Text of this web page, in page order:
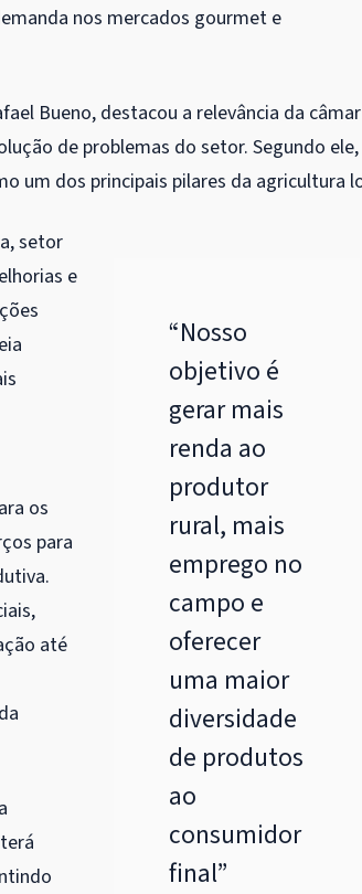
nos mercados gourmet e
Bueno, destacou a relevância da
de problemas do setor. Segundo
um dos principais pilares da agricultura
“Nosso
objetivo é
gerar mais
renda ao
produtor
rural, mais
emprego no
campo e
oferecer
uma maior
diversidade
de produtos
ao
consumidor
final”
setor
e
os
para
até